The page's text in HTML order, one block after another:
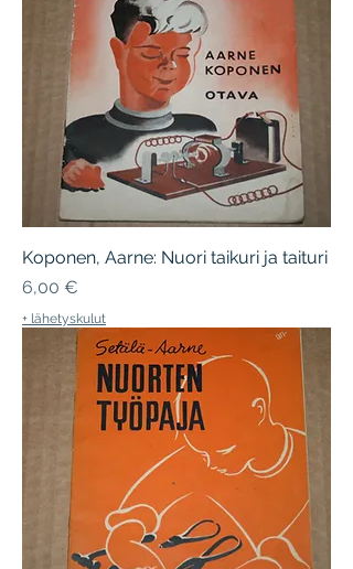
Koponen, Aarne: Nuori taikuri ja taituri
Hinta
6,00 €
+ lähetyskulut